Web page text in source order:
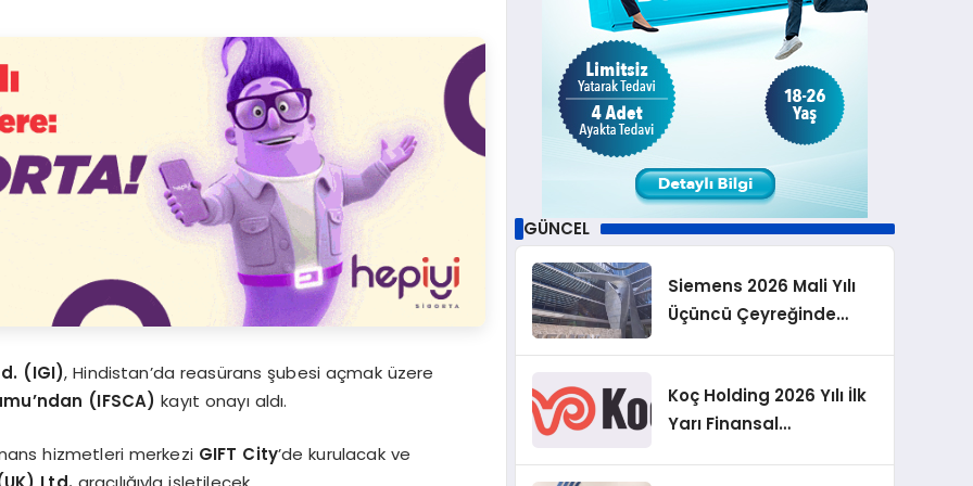
(IGI), Hindistan’da reasürans şubesi açmak üzere
(IFSCA) kayıt onayı aldı.
hizmetleri merkezi GIFT City’de kurulacak ve
GÜNCEL
Siemens 2026 Mali Yılı
Üçüncü Çeyreğinde
Beklentisi
Koç Holding 2026 Yılı İlk
Yarı Finansal